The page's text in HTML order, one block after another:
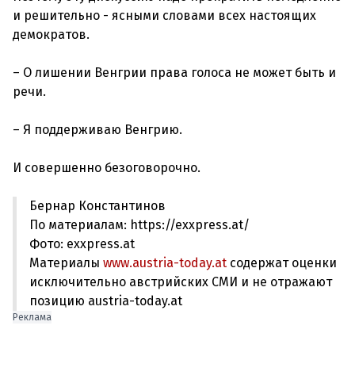
и решительно - ясными словами всех настоящих
демократов.
– О лишении Венгрии права голоса не может быть и
речи.
– Я поддерживаю Венгрию.
Бернар Константинов
По материалам: https://exxpress.at/
Фото: exxpress.at
Материалы www.austria-today.at содержат оценки
исключительно австрийских СМИ и не отражают
позицию austria-today.at
Реклама